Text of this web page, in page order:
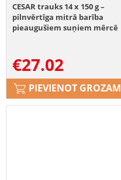
CESAR trauks 14 x 150 g –
pilnvērtīga mitrā barība
pieaugušiem suņiem mērcē
€27.02
PIEVIENOT GROZAM